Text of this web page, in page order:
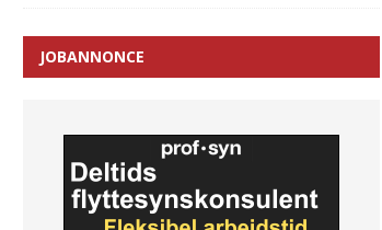
JOBANNONCE